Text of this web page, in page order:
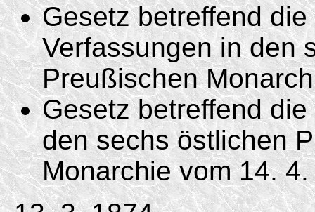
Gesetz betreffend
Verfassungen in den
Preußischen
Gesetz betreffend
den sechs östlichen
Monarchie vom14.